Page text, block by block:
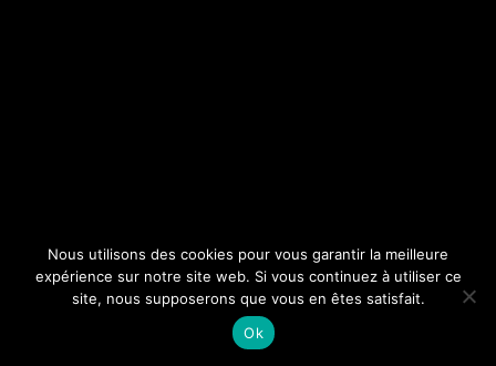
Nous utilisons des cookies pour vous garantir la meilleure
expérience sur notre site web. Si vous continuez à utiliser ce
site, nous supposerons que vous en êtes satisfait.
Ok